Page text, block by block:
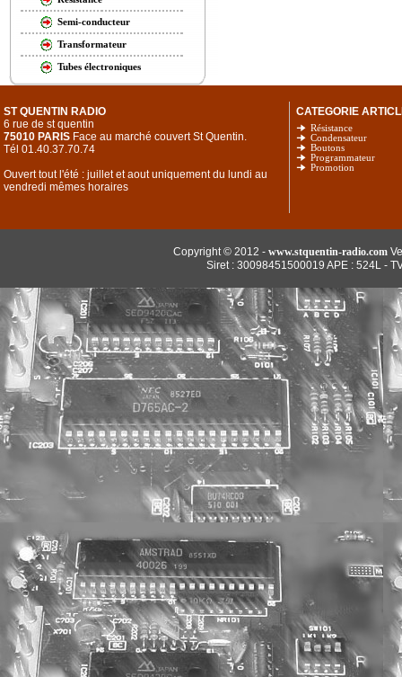
Semi-conducteur
Transformateur
Tubes électroniques
ST QUENTIN RADIO
6 rue de st quentin
75010 PARIS Face au marché couvert St Quentin.
Tél 01.40.37.70.74
Ouvert tout l'été : juillet et aout uniquement du lundi au
vendredi mêmes horaires
CATEGORIE
Résistance
Condensateur
Boutons
Programmateur
Promotion
Copyright © 2012 - www.stquentin-radio.com
Siret : 30098451500019 APE : 524L -